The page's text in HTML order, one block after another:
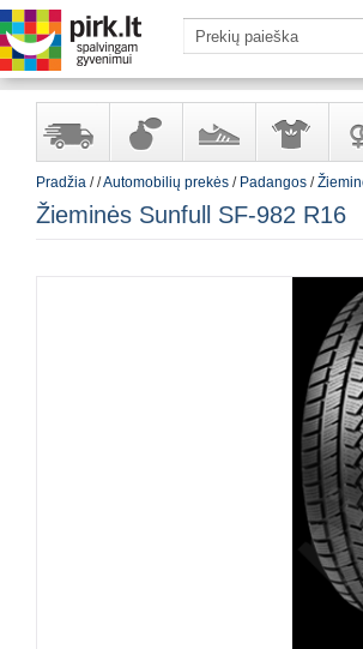
Yra
sandėlyje
ir
kosmetika
ir
aksesuarai
Pradžia //Automobilių prekės / Padangos /
Žieminės Sunfull SF-982 R16